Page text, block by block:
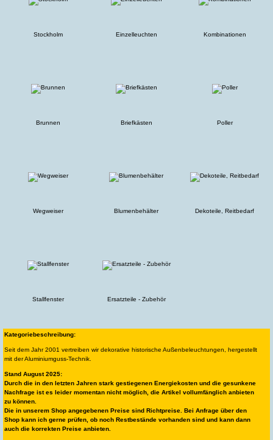
Stockholm Einzelleuchten Kombinationen
Brunnen Briefkästen Poller
Wegweiser Blumenbehälter Dekoteile, Reitbedarf
Stallfenster Ersatzteile - Zubehör
Kategoriebeschreibung:
Seit dem Jahr 2001 vertreiben wir dekorative historische Außenbeleuchtungen, hergestellt
mit der Aluminiumguss-Technik.
Stand August 2025:
Durch die in den letzten Jahren stark gestiegenen Energiekosten und die gesunkene
Nachfrage ist es leider momentan nicht möglich, die Artikel vollumfänglich anbieten
zu können.
Die in unserem Shop angegebenen Preise sind Richtpreise. Bei Anfrage über den
Shop kann ich gerne prüfen, ob noch Restbestände vorhanden sind und kann dann
auch die korrekten Preise anbieten.